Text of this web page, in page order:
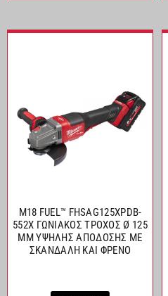
M18 FUEL™ FHSAG125XPDB-
552X ΓΩΝΙΑΚΟΣ ΤΡΟΧΟΣ Ø 125
MM ΥΨΗΛΗΣ ΑΠΟΔΟΣΗΣ ΜΕ
ΣΚΑΝΔΑΛΗ ΚΑΙ ΦΡΕΝΟ